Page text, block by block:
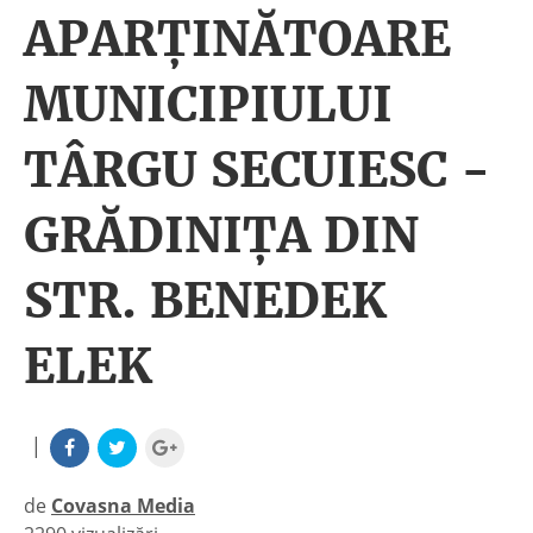
APARŢINĂTOARE
MUNICIPIULUI
TÂRGU SECUIESC -
GRĂDINIŢA DIN
STR. BENEDEK
ELEK
|
de Covasna Media